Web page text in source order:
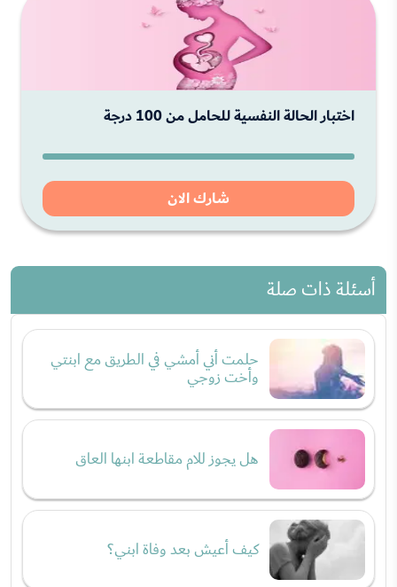
اختبار الحالة النفسية للحامل من 100 درجة
شارك الان
أسئلة ذات صلة
حلمت أني أمشي في الطريق مع ابنتي
وأخت زوجي
هل يجوز للام مقاطعة ابنها العاق
كيف أعيش بعد وفاة ابني؟